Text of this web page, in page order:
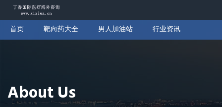
首页 靶向药大全 男人加油站 行业资讯
About Us